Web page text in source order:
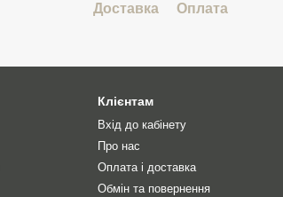
Доставка Оплата
Клієнтам
Вхід до кабінету
Про нас
Оплата і доставка
Обмін та повернення